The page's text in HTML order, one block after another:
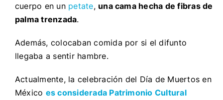
cuerpo en un petate, una cama hecha de fibras de
palma trenzada.
Además, colocaban comida por si el difunto
llegaba a sentir hambre.
Actualmente, la celebración del Día de Muertos en
México es considerada Patrimonio Cultural